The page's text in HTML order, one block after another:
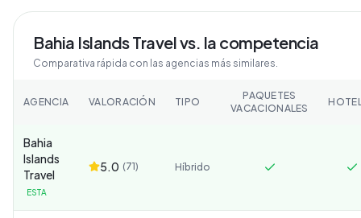
Bahia Islands Travelvs. la competencia
Comparativa rápida con las agencias más similares.
AGENCIA VALORACIÓN TIPO
PAQUETES
VACACIONALES
Bahia
Islands
Travel
ESTA
5.0 (71) Híbrido